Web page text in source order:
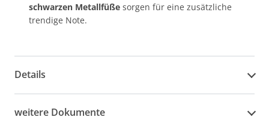
schwarzen Metallfüße sorgen für eine zusätzliche
trendige Note.
Details
weitere Dokumente